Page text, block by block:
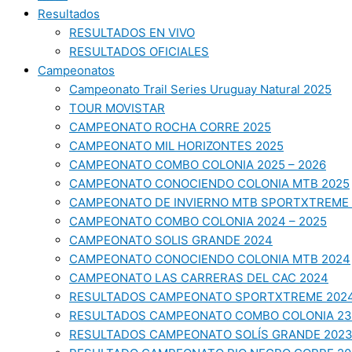
Resultados
RESULTADOS EN VIVO
RESULTADOS OFICIALES
Campeonatos
Campeonato Trail Series Uruguay Natural 2025
TOUR MOVISTAR
CAMPEONATO ROCHA CORRE 2025
CAMPEONATO MIL HORIZONTES 2025
CAMPEONATO COMBO COLONIA 2025 – 2026
CAMPEONATO CONOCIENDO COLONIA MTB 2025
CAMPEONATO DE INVIERNO MTB
CAMPEONATO COMBO COLONIA 2024 – 2025
CAMPEONATO SOLIS GRANDE 2024
CAMPEONATO CONOCIENDO COLONIA MTB 2024
CAMPEONATO LAS CARRERAS DEL CAC 2024
RESULTADOS CAMPEONATO SPORTXTREME
RESULTADOS CAMPEONATO COMBO COLONIA
RESULTADOS CAMPEONATO SOLÍS GRANDE 2023